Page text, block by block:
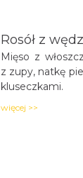
Rosół z
Mięso z
z zupy, natkę
kluseczkami.
więcej >>